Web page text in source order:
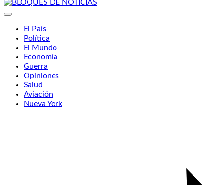
El País
Política
El Mundo
Economía
Guerra
Opiniones
Salud
Aviación
Nueva York